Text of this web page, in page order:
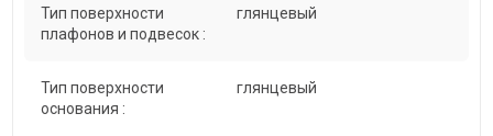
Тип поверхности
плафонов и подвесок :
глянцевый
Тип поверхности
основания :
глянцевый